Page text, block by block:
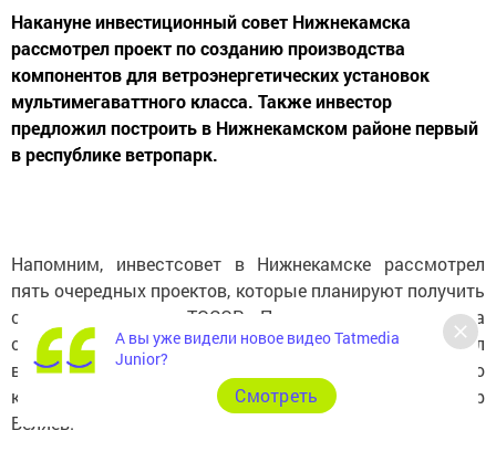
Накануне инвестиционный совет Нижнекамска
рассмотрел проект по созданию производства
компонентов для ветроэнергетических установок
мультимегаваттного класса. Также инвестор
предложил построить в Нижнекамском районе первый
в республике ветропарк.
Напомним, инвестсовет в Нижнекамске рассмотрел
пять очередных проектов, которые планируют получить
статус резидента ТОСЭР. Председательствовал на
совете мэр Нижнекамска Айдар Метшин, модерировал
встречу заместитель руководителя Исполнительного
комитета по инвестиционному развитию Радмир
Беляев.
А вы уже видели новое видео Tatmedia
Junior?
Cмотреть